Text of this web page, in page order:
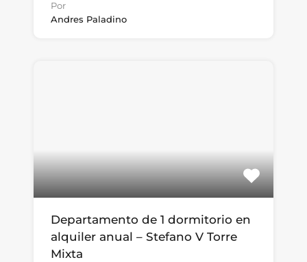
Por
Andres Paladino
Departamento de 1 dormitorio en
alquiler anual – Stefano V Torre
Mixta